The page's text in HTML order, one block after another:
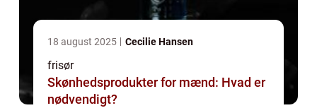
18 august 2025 Cecilie Hansen
frisør
Skønhedsprodukter for mænd: Hvad er
nødvendigt?